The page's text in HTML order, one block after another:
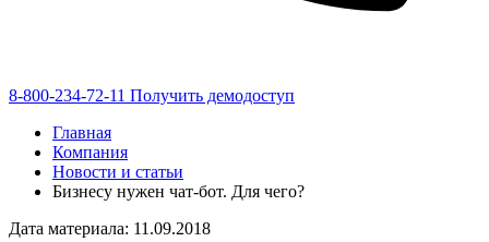
8-800-234-72-11 Получить демодоступ
Главная
Компания
Новости и статьи
Бизнесу нужен чат-бот. Для чего?
Дата материала: 11.09.2018